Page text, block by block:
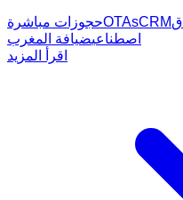
حجوزات مباشرةOTAsCRM
اصطناعيضيافة المغرب
اقرأ المزيد